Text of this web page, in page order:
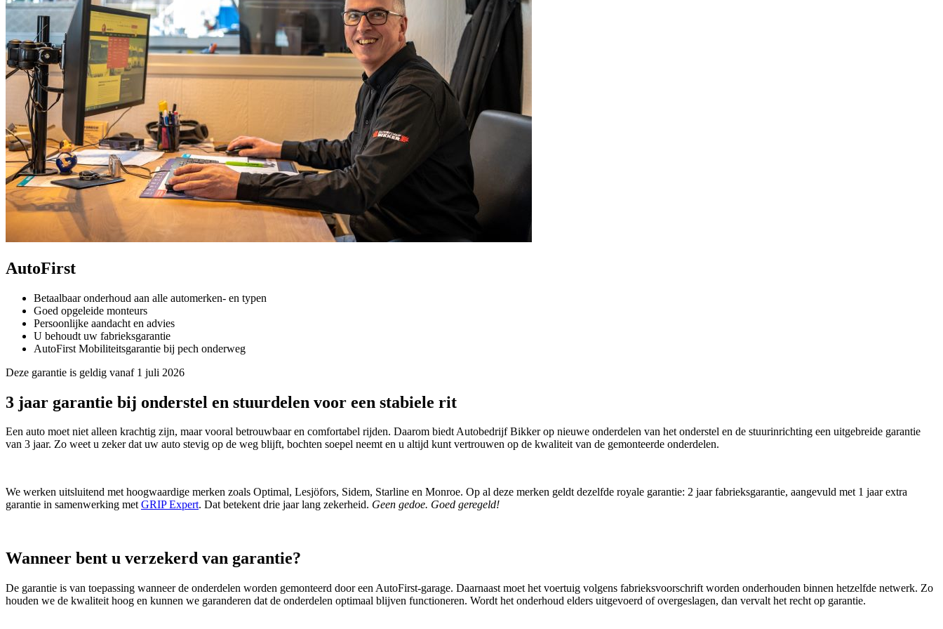
AutoFirst
Betaalbaar onderhoud aan alle automerken- en typen
Goed opgeleide monteurs
Persoonlijke aandacht en advies
U behoudt uw fabrieksgarantie
AutoFirst Mobiliteitsgarantie bij pech onderweg
Deze garantie is geldig vanaf 1 juli 2026
3 jaar garantie bij onderstel en stuurdelen voor een stabiele rit
Een auto moet niet alleen krachtig zijn, maar vooral betrouwbaar en comfortabel rijden. Daarom biedt Autobedrijf Bikker op nieuwe onderdelen van het onderstel en de stuurinrichting een uitgebreide garantie
van 3 jaar. Zo weet u zeker dat uw auto stevig op de weg blijft, bochten soepel neemt en u altijd kunt vertrouwen op de kwaliteit van de gemonteerde onderdelen.
We werken uitsluitend met hoogwaardige merken zoals Optimal, Lesjöfors, Sidem, Starline en Monroe. Op al deze merken geldt dezelfde royale garantie: 2 jaar fabrieksgarantie, aangevuld met 1 jaar extra
garantie in samenwerking metGRIP Expert. Dat betekent drie jaar lang zekerheid. Geen gedoe. Goed geregeld!
Wanneer bent u verzekerd van garantie?
De garantie is van toepassing wanneer de onderdelen worden gemonteerd door een AutoFirst‑garage. Daarnaast moet het voertuig volgens fabrieksvoorschrift worden onderhouden binnen hetzelfde netwerk. Zo
houden we de kwaliteit hoog en kunnen we garanderen dat de onderdelen optimaal blijven functioneren. Wordt het onderhoud elders uitgevoerd of overgeslagen, dan vervalt het recht op garantie.